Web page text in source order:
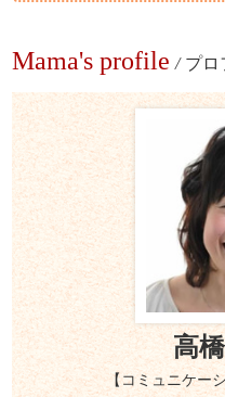
Mama's profile / プロ
高
【コミュニケー